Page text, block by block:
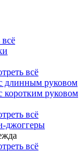
всё
длинным руковом
коротким руковом
всё
джоггеры
всё